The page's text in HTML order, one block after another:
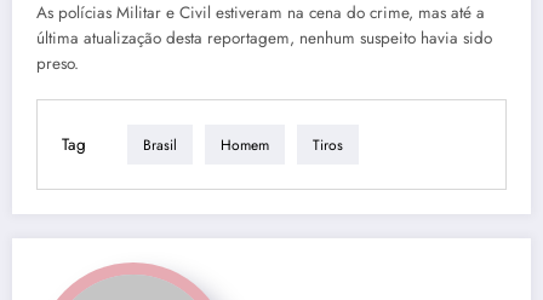
As polícias Militar e Civil estiveram na cena do crime, mas até a
última atualização desta reportagem, nenhum suspeito havia sido
preso.
Tag Brasil Homem Tiros